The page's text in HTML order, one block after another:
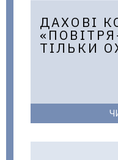
ДАХОВІ
ТІЛЬКИ